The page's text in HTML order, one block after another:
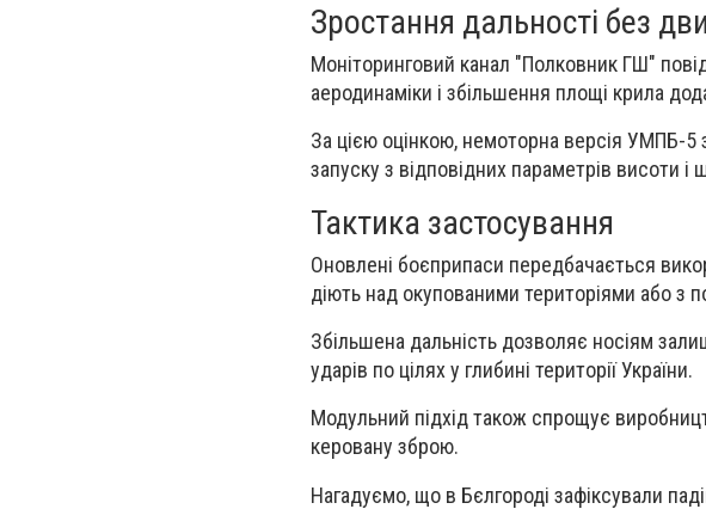
Зростання дальності без
Моніторинговий канал "Полковник ГШ"
аеродинаміки і збільшення площі крила
За цією оцінкою, немоторна версія УМПБ-5
запуску з відповідних параметрів висоти і
Тактика застосування
Оновлені боєприпаси передбачається
діють над окупованими територіями або з
Збільшена дальність дозволяє носіям
ударів по цілях у глибині території України.
Модульний підхід також спрощує
керовану зброю.
Нагадуємо, що в Бєлгороді зафіксували